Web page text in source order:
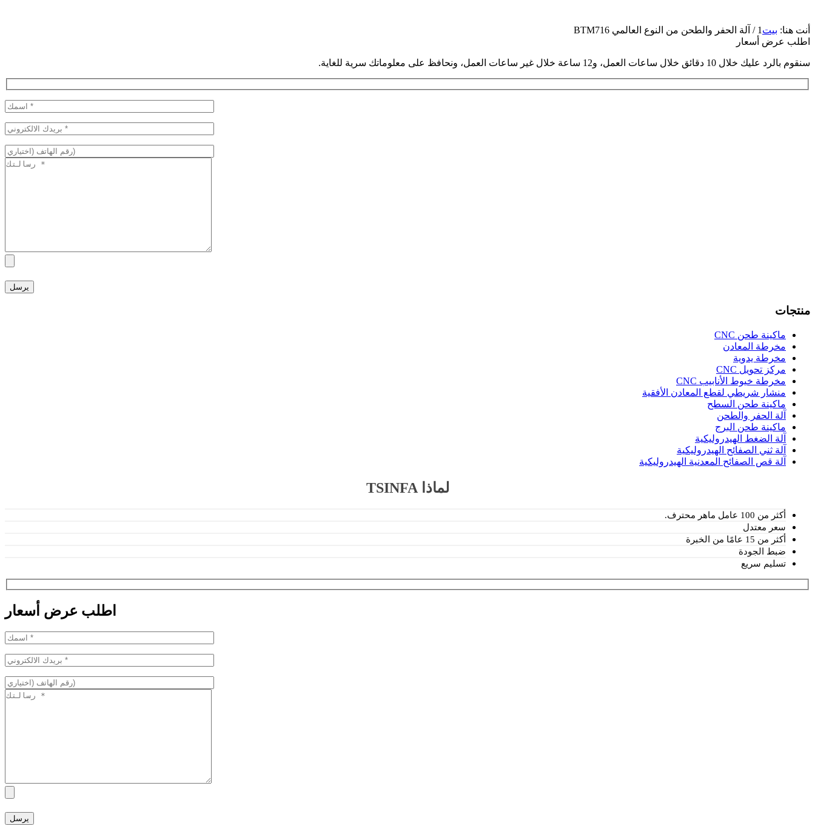
أنت هنا: بيت 1
/ آلة الحفر والطحن من النوع العالمي BTM716
اطلب عرض أسعار
سنقوم بالرد عليك خلال 10 دقائق خلال ساعات العمل، و12 ساعة خلال غير ساعات العمل، ونحافظ على معلوماتك سرية للغاية.
منتجات
ماكينة طحن CNC
مخرطة المعادن
مخرطة يدوية
مركز تحويل CNC
مخرطة خيوط الأنابيب CNC
منشار شريطي لقطع المعادن الأفقية
ماكينة طحن السطح
آلة الحفر والطحن
ماكينة طحن البرج
آلة الضغط الهيدروليكية
آلة ثني الصفائح الهيدروليكية
آلة قص الصفائح المعدنية الهيدروليكية
لماذا TSINFA
أكثر من 100 عامل ماهر محترف.
سعر معتدل
أكثر من 15 عامًا من الخبرة
ضبط الجودة
تسليم سريع
اطلب عرض أسعار